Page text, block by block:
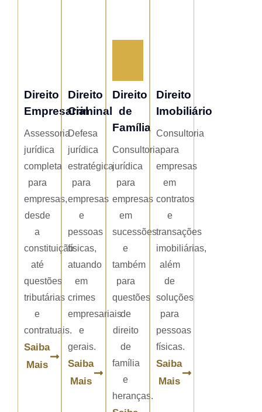
Direito
Empresarial
Assessoria
jurídica
completa
para
empresas,
desde
a
constituição
até
questões
tributárias
e
contratuais.
Saiba
Mais
Direito
Criminal
Defesa
jurídica
estratégica
para
empresas
e
pessoas
físicas,
atuando
em
crimes
empresariais
e
gerais.
Saiba
Mais
Direito
de
Família
Consultoria
jurídica
para
empresas
em
sucessões
e
também
para
questões
de
direito
de
família
e
heranças.
Direito
Imobiliário
Consultoria
para
empresas
em
contratos
e
transações
imobiliárias,
além
de
soluções
para
pessoas
físicas.
Saiba
Mais